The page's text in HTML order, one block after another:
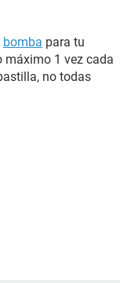
bomba para tu
máximo 1 vez cada
no todas